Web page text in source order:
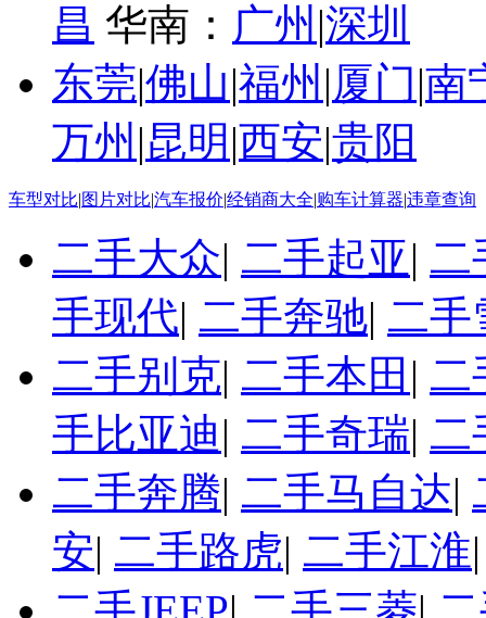
昌 华南： 广州 |深圳
东莞|佛山|福州 |厦门|南
万州 |昆明 |西安|贵阳
车型对比|图片对比|汽车报价|经销商大全|购车计算器|违章查询
二手大众| 二手起亚| 二
手现代| 二手奔驰| 二手
二手别克| 二手本田 | 二
手比亚迪| 二手奇瑞| 二
二手奔腾| 二手马自达|
安| 二手路虎| 二手江淮